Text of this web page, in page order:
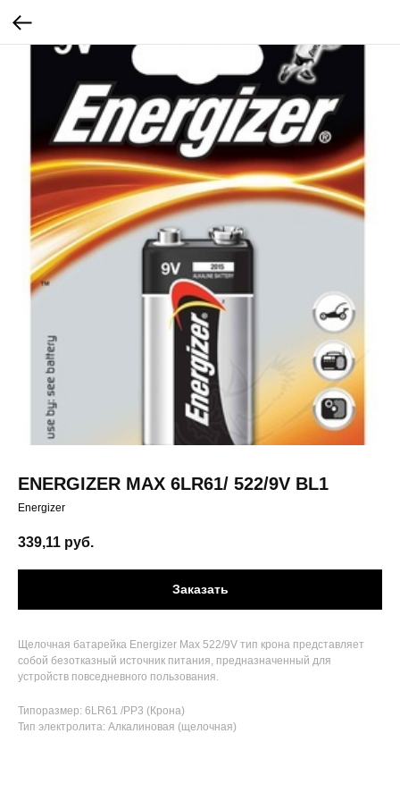
ENERGIZER MAX 6LR61/ 522/9V BL1
Energizer
339,11 руб.
Заказать
Щелочная батарейка Energizer Max 522/9V тип крона представляет
собой безотказный источник питания, предназначенный для
устройств повседневного пользования.
Типоразмер: 6LR61 /PP3 (Крона)
Тип электролита: Алкалиновая (щелочная)